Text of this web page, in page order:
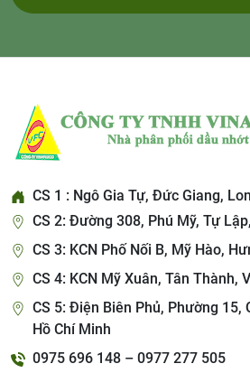
CS 1 : Ngô Gia Tự, Đức Giang,
CS 2: Đường 308, Phú Mỹ, Tự
CS 3: KCN Phố Nối B, Mỹ Hào,
CS 4: KCN Mỹ Xuân, Tân Thành,
CS 5: Điện Biên Phủ, Phường 15,
Hồ Chí Minh
0975 696 148 – 0977 277 505